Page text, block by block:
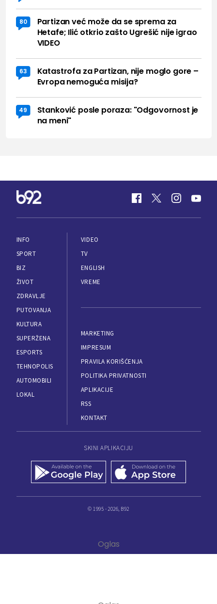
80
Partizan već može da se sprema za
Hetafe; Ilić otkrio zašto Ugrešić nije igrao
VIDEO
63
Katastrofa za Partizan, nije moglo gore –
Evropa nemoguća misija?
49
Stanković posle poraza: "Odgovornost je
na meni"
INFO
SPORT
BIZ
ŽIVOT
ZDRAVLJE
PUTOVANJA
KULTURA
SUPERŽENA
ESPORTS
TEHNOPOLIS
AUTOMOBILI
LOKAL
VIDEO
TV
ENGLISH
VREME
MARKETING
IMPRESUM
PRAVILA KORIŠĆENJA
POLITIKA PRIVATNOSTI
APLIKACIJE
RSS
KONTAKT
SKINI APLIKACIJU
© 1995 - 2026, B92